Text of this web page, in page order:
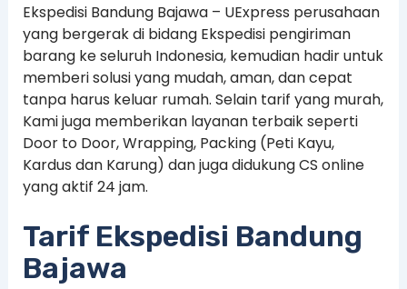
Ekspedisi Bandung Bajawa – UExpress perusahaan
yang bergerak di bidang Ekspedisi pengiriman
barang ke seluruh Indonesia, kemudian hadir untuk
memberi solusi yang mudah, aman, dan cepat
tanpa harus keluar rumah. Selain tarif yang murah,
Kami juga memberikan layanan terbaik seperti
Door to Door, Wrapping, Packing (Peti Kayu,
Kardus dan Karung) dan juga didukung CS online
yang aktif 24 jam.
Tarif Ekspedisi Bandung
Bajawa